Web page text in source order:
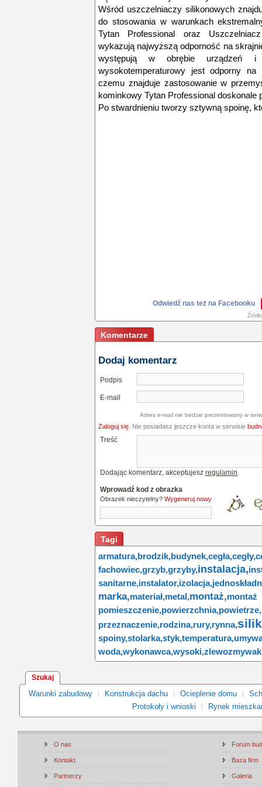
Wśród uszczelniaczy silikonowych
do stosowania w warunkach
Tytan Professional oraz
wykazują najwyższą odporność na
występują w obrębie urządzeń i
wysokotemperaturowy jest odporny
czemu znajduje zastosowanie w
kominkowy Tytan Professional doskonale
Po stwardnieniu tworzy sztywną spoinę,
Odwiedź nas też na Facebooku
Komentarze
Dodaj komentarz
Podpis
E-mail
Adres e-mail nie bedzie prezentowany w
Zaloguj się . Nie posiadasz jeszcze konta w serwisie
Treść
Dodając komentarz, akceptujesz regulamin.
Wprowadź kod z obrazka
Obrazek nieczytelny? Wygeneruj nowy
Tagi
armatura,brodzik,budynek,cegła,cegły,
fachowiec,grzyb,grzyby,instalacja,
sanitarne,instalator,izolacja,
marka,materiał,metal,montaż,
pomieszczenie,powierzchnia,powietrze,
przeznaczenie,rodzina,rury,rynna,
spoiny,stolarka,styk,temperatura,
woda,wykonawca,wysoki,zlewozmywak
Szukaj
Warunki zabudowy Konstrukcja dachu Ocieplenie domu
Protokoły i wnioski
Rynek
O nas
Kontakt
Partnerzy
Forum
Baza firm
Galeria